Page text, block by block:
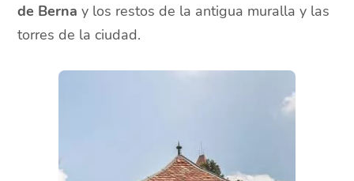
de Bernay los restos de la antigua muralla y las
torres de la ciudad.